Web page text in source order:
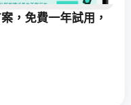
，免費一年試用，